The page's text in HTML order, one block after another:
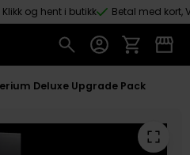
Klikk og hent i butikk Betal med kort,
Deluxe Upgrade Pack